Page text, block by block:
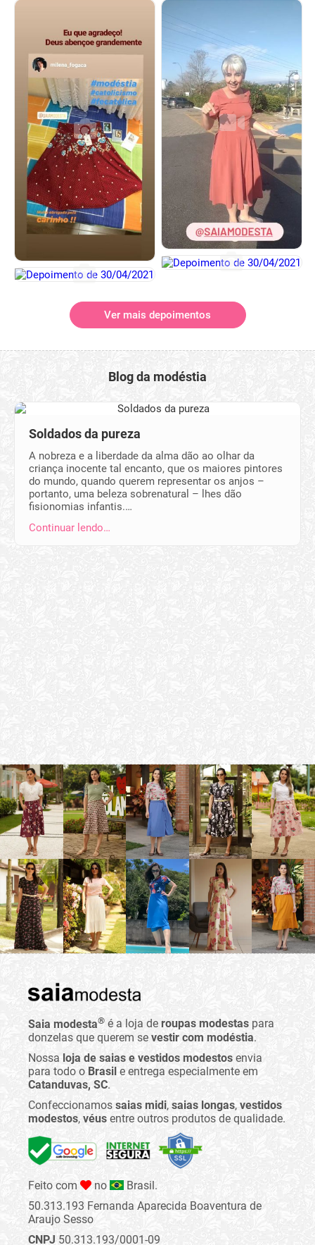
Ver mais depoimentos
Blog da modéstia
Soldados da pureza
A nobreza e a liberdade da alma dão ao olhar da
criança inocente tal encanto, que os maiores pintores
do mundo, quando querem representar os anjos –
portanto, uma beleza sobrenatural – lhes dão
fisionomias infantis.…
Continuar lendo…
Saia modesta® é a loja de roupas modestas para
donzelas que querem se vestir com modéstia.
Nossa loja de saias e vestidos modestos envia
para todo o Brasil e entrega especialmente em
Catanduvas, SC.
Confeccionamos saias midi, saias longas, vestidos
modestos, véus entre outros produtos de qualidade.
Feito com no
Brasil.
50.313.193 Fernanda Aparecida Boaventura de
Araujo Sesso
CNPJ 50.313.193/0001-09